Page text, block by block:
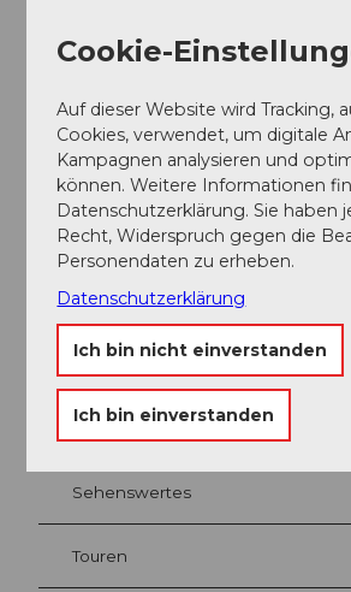
Weitere Infos
für öffentliche und private
Konzerte, Apéros usw. gemietet
können während oder ausserhalb
gebucht werden.
In der Nähe
Sehenswertes
Touren
Cookie-
Auf dieser Website wird Tracking,
Cookies, verwendet, um digitale
Kampagnen analysieren und
können. Weitere Informationen
Datenschutzerklärung. Sie haben
Recht, Widerspruch gegen die
Personendaten zu erheben.
Datenschutzerklärung
Ich bin nicht einverstanden
Ich bin einverstanden